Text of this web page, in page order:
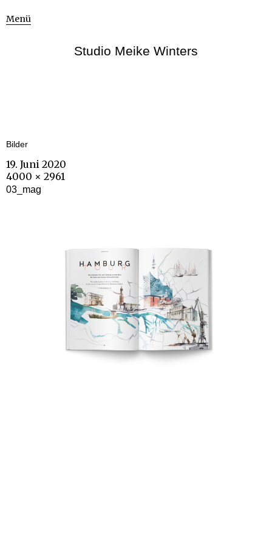
Menü
Studio Meike Winters
Bilder
19. Juni 2020
4000 × 2961
03_mag